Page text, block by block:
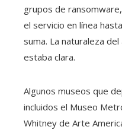
grupos de
el servicio en línea
suma. La naturaleza
estaba clara.
Algunos museos que
incluidos el Museo
Whitney de Arte